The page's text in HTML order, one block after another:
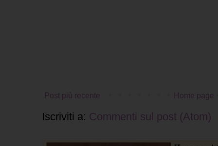
Post più recente Home page
Iscriviti a: Commenti sul post (Atom)